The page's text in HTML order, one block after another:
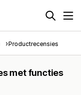
Productrecensies
met functies